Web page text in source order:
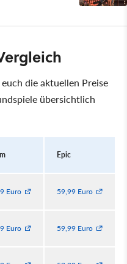
die aktuellen Preise
übersichtlich
Epic
Euro 59,99 Euro
Euro 59,99 Euro